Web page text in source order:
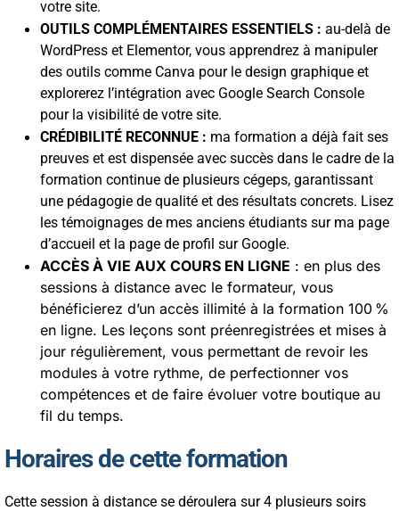
votre site.
OUTILS COMPLÉMENTAIRES ESSENTIELS : au-delà de
WordPress et Elementor, vous apprendrez à manipuler
des outils comme Canva pour le design graphique et
explorerez l’intégration avec Google Search Console
pour la visibilité de votre site.
CRÉDIBILITÉ RECONNUE : ma formation a déjà fait ses
preuves et est dispensée avec succès dans le cadre de la
formation continue de plusieurs cégeps, garantissant
une pédagogie de qualité et des résultats concrets. Lisez
les témoignages de mes anciens étudiants sur ma page
d’accueil et la page de profil sur Google.
ACCÈS À VIE AUX COURS EN LIGNE : en plus des
sessions à distance avec le formateur, vous
bénéficierez d’un accès illimité à la formation 100 %
en ligne. Les leçons sont préenregistrées et mises à
jour régulièrement, vous permettant de revoir les
modules à votre rythme, de perfectionner vos
compétences et de faire évoluer votre boutique au
fil du temps.
Horaires de cette formation
Cette session à distance se déroulera sur 4 plusieurs soirs